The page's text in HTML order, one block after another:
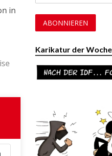
in
Karikatur der Woche